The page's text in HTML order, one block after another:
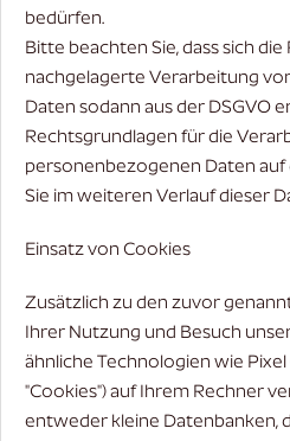
bedürfen.
Bitte beachten Sie, dass sich
nachgelagerte Verarbeitung
Daten sodann aus der DSGVO
Rechtsgrundlagen für die
personenbezogenen Daten
Sie im weiteren Verlauf dieser
Einsatz von Cookies
Zusätzlich zu den zuvor
Ihrer Nutzung und Besuch
ähnliche Technologien wie
"Cookies") auf Ihrem Rechner
entweder kleine Datenbanken,